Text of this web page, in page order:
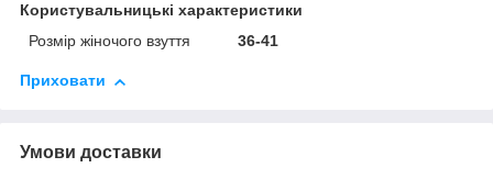
Користувальницькі характеристики
Розмір жіночого взуття
36-41
Приховати
Умови доставки